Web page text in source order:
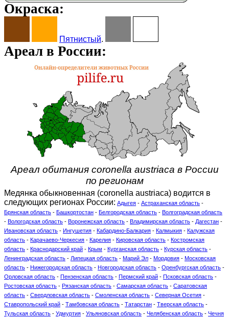
Окраска:
Пятнистый.
Ареал в России:
Ареал обитания coronella austriaca в России
по регионам
Медянка обыкновенная (coronella austriaca) водится в
следующих регионах России: Адыгея - Астраханская область -
Брянская область - Башкортостан - Белгородская область - Волгоградская область
- Вологодская область - Воронежская область - Владимирская область - Дагестан -
Ивановская область - Ингушетия - Кабардино-Балкария - Калмыкия - Калужская
область - Карачаево-Черкесия - Карелия - Кировская область - Костромская
область - Краснодарский край - Крым - Курганская область - Курская область -
Ленинградская область - Липецкая область - Марий Эл - Мордовия - Московская
область - Нижегородская область - Новгородская область - Оренбургская область -
Орловская область - Пензенская область - Пермский край - Псковская область -
Ростовская область - Рязанская область - Самарская область - Саратовская
область - Свердловская область - Смоленская область - Северная Осетия -
Ставропольский край - Тамбовская область - Татарстан - Тверская область -
Тульская область - Удмуртия - Ульяновская область - Челябенская область - Чечня